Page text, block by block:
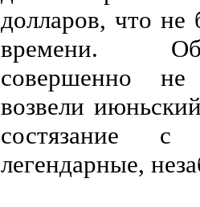
долларов, что не
времени.
совершенно не
возвели
состязание
легендарные,